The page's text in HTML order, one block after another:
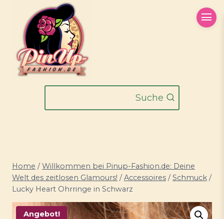
springen
Suche
Home / Willkommen bei Pinup-Fashion.de: Deine
Welt des zeitlosen Glamours! / Accessoires / Schmuck /
Lucky Heart Ohrringe in Schwarz
Angebot!